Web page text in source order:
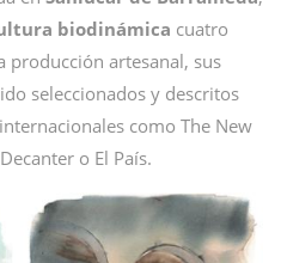
biodinámica cuatro
producción artesanal, sus
seleccionados y descritos
como The New
o El País.